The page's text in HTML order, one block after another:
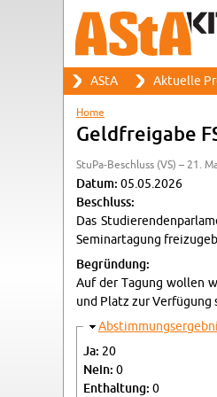
Search form
Search
Main menu
AStA Ak­tuelle
You are here
Home
Geld­freigabe
StuPa-Beschluss (VS) – 21.
Datum: 05.05.2026
Beschluss:
Das
Sem­i­narta­gung
Begründung:
Auf der Tagung wollen
und Platz zur Verfügung
Hide
Ja: 20
Nein: 0
En­thal­tung: 0